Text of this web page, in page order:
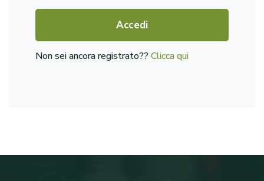
Accedi
Non sei ancora registrato??Clicca qui